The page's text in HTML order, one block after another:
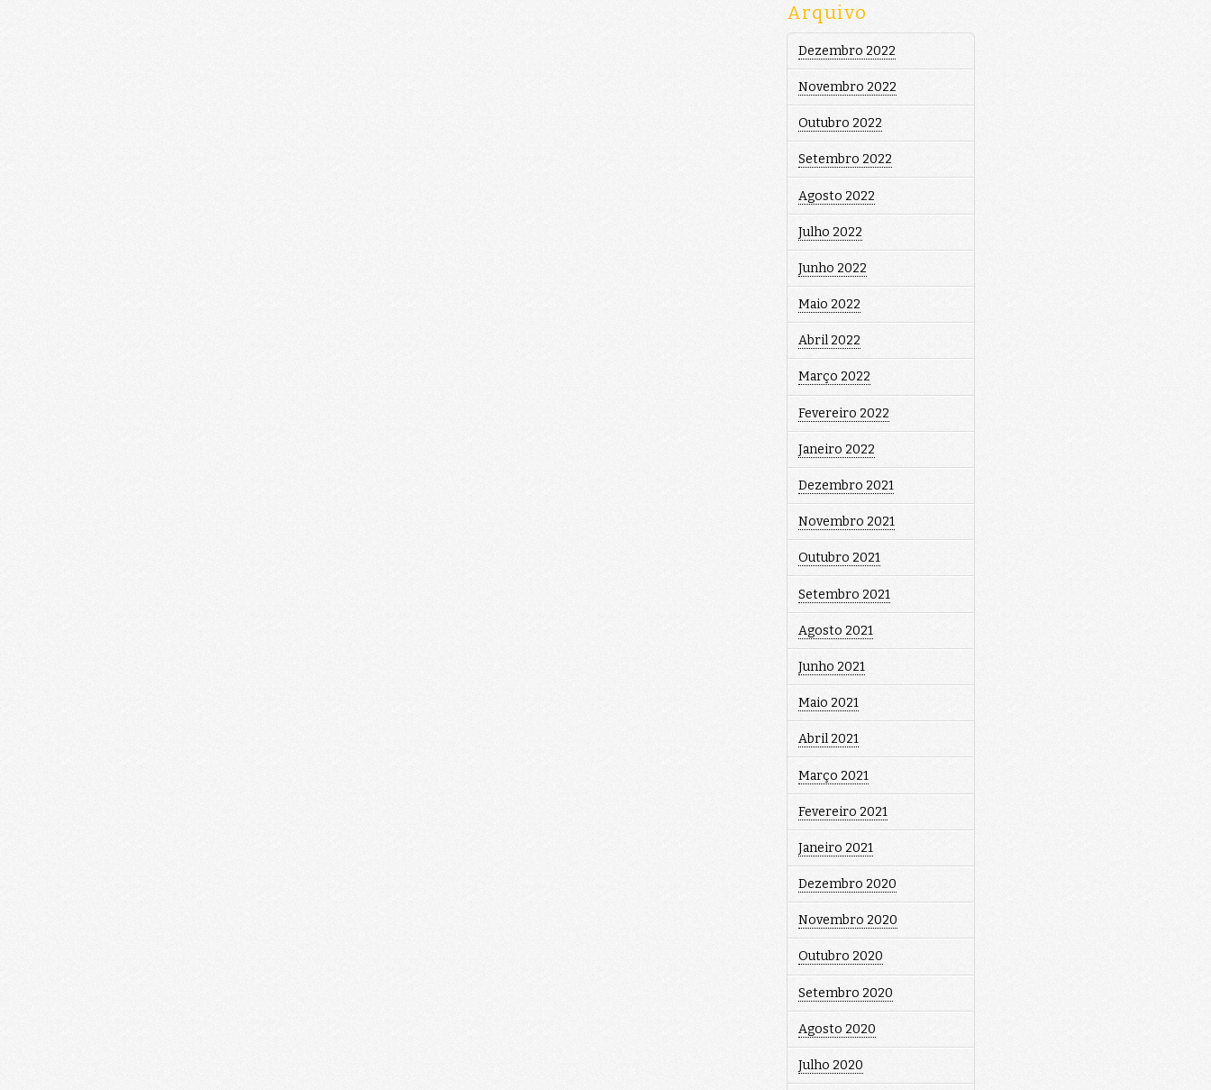
Arquivo
Dezembro 2022
Novembro 2022
Outubro 2022
Setembro 2022
Agosto 2022
Julho 2022
Junho 2022
Maio 2022
Abril 2022
Março 2022
Fevereiro 2022
Janeiro 2022
Dezembro 2021
Novembro 2021
Outubro 2021
Setembro 2021
Agosto 2021
Junho 2021
Maio 2021
Abril 2021
Março 2021
Fevereiro 2021
Janeiro 2021
Dezembro 2020
Novembro 2020
Outubro 2020
Setembro 2020
Agosto 2020
Julho 2020